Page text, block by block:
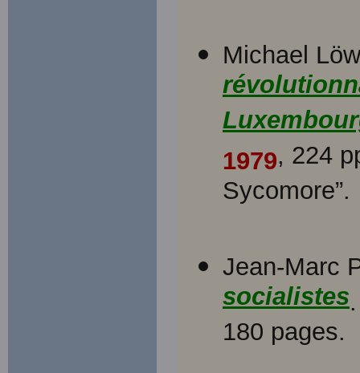
Michael
1979, 224
Sycomore”.
Jean-Marc
socialistes
180 pages.